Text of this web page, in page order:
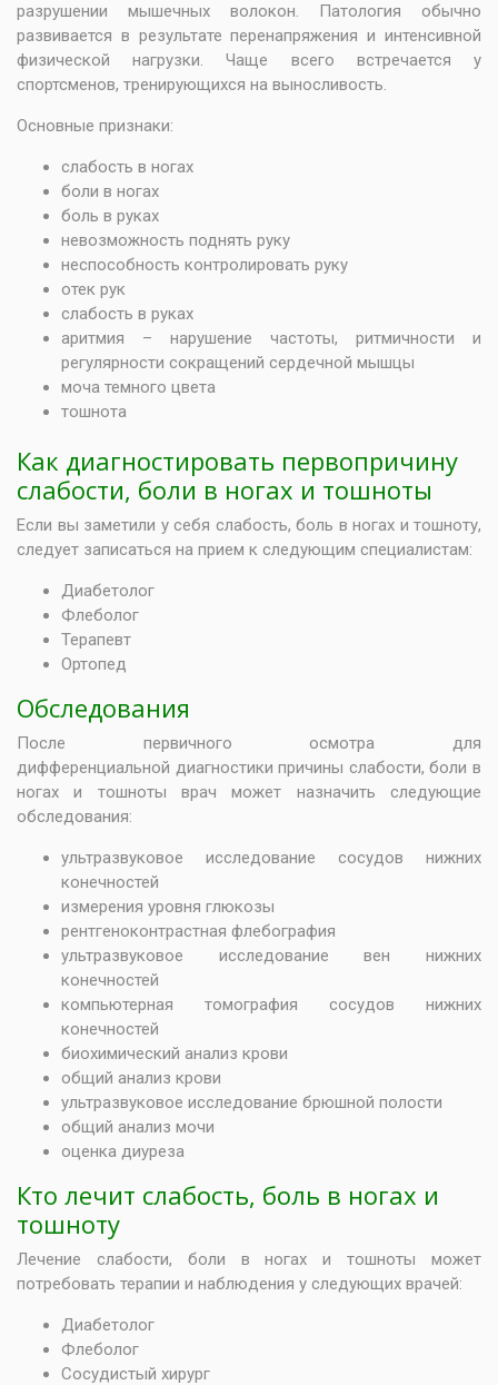
разрушении мышечных волокон. Патология обычно
развивается в результате перенапряжения и интенсивной
физической нагрузки. Чаще всего встречается у
спортсменов, тренирующихся на выносливость.
Основные признаки:
слабость в ногах
боли в ногах
боль в руках
невозможность поднять руку
неспособность контролировать руку
отек рук
слабость в руках
аритмия – нарушение частоты, ритмичности и
регулярности сокращений сердечной мышцы
моча темного цвета
тошнота
Как диагностировать первопричину
слабости, боли в ногах и тошноты
Если вы заметили у себя слабость, боль в ногах и тошноту,
следует записаться на прием к следующим специалистам:
Диабетолог
Флеболог
Терапевт
Ортопед
Обследования
После первичного осмотра для
дифференциальной диагностики причины слабости, боли в
ногах и тошноты врач может назначить следующие
обследования:
ультразвуковое исследование сосудов нижних
конечностей
измерения уровня глюкозы
рентгеноконтрастная флебография
ультразвуковое исследование вен нижних
конечностей
компьютерная томография сосудов нижних
конечностей
биохимический анализ крови
общий анализ крови
ультразвуковое исследование брюшной полости
общий анализ мочи
оценка диуреза
Кто лечит слабость, боль в ногах и
тошноту
Лечение слабости, боли в ногах и тошноты может
потребовать терапии и наблюдения у следующих врачей:
Диабетолог
Флеболог
Сосудистый хирург